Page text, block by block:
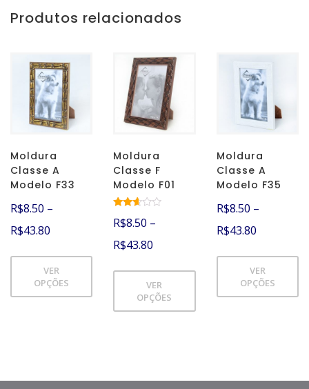
Produtos relacionados
Moldura
Classe A
Modelo F33
R$8.50 –
R$43.80
VER
OPÇÕES
Moldura
Classe F
Modelo F01
ção
de 5
R$8.50 –
R$43.80
VER
OPÇÕES
Moldura
Classe A
Modelo F35
R$8.50 –
R$43.80
VER
OPÇÕES